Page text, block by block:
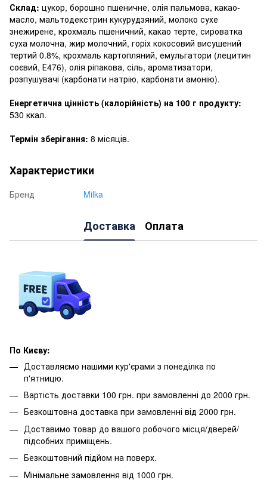
Склад: цукор, борошно пшеничне, олія пальмова, какао-
масло, мальтодекстрин кукурудзяний, молоко сухе
знежирене, крохмаль пшеничний, какао терте, сироватка
суха молочна, жир молочний, горіх кокосовий висушений
тертий 0.8%, крохмаль картопляний, емульгатори (лецитин
соєвий, Е476), олія ріпакова, сіль, ароматизатори,
розпушувачі (карбонати натрію, карбонати амонію).
Енергетична цінність (калорійність) на 100 г продукту:
530 ккал.
Термін зберігання: 8 місяців.
Характеристики
Бренд Milka
Доставка Оплата
По Києву:
Доставляємо нашими кур'єрами з понеділка по
п'ятницю.
Вартість доставки 100 грн. при замовленні до 2000 грн.
Безкоштовна доставка при замовленні від 2000 грн.
Доставимо товар до вашого робочого місця/дверей/
підсобних приміщень.
Безкоштовний підйом на поверх.
Мінімальне замовлення від 1000 грн.